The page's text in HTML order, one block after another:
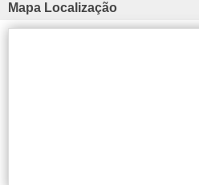
Mapa Localização